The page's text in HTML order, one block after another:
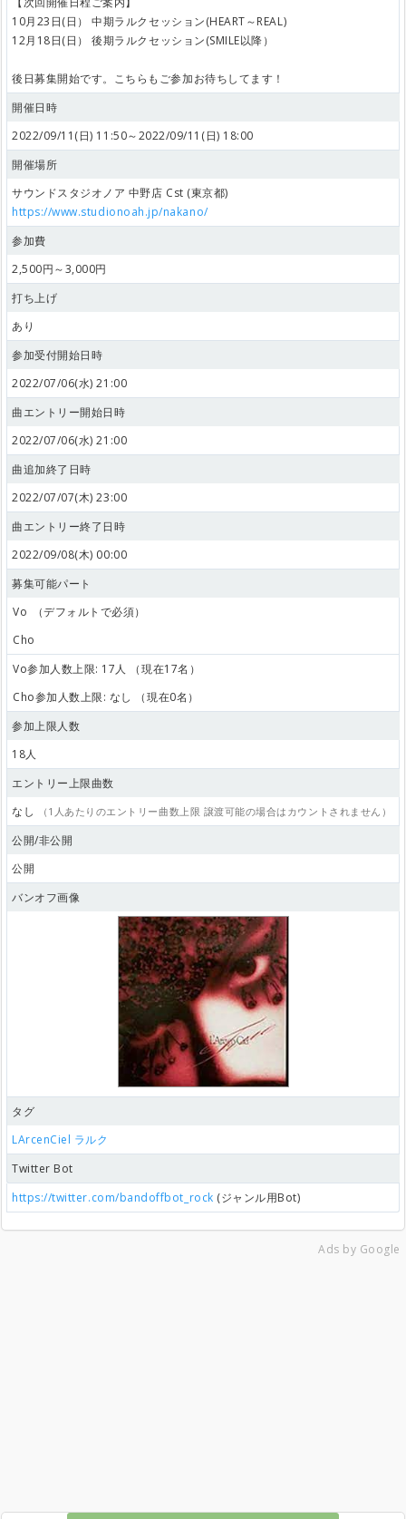
10月23日(日） 中期ラルクセッション(HEART～REAL)
12月18日(日） 後期ラルクセッション(SMILE以降）
後日募集開始です。こちらもご参加お待ちしてます！
開催日時
2022/09/11(日) 11:50～2022/09/11(日) 18:00
開催場所
サウンドスタジオノア 中野店 Cst (東京都)
https://www.studionoah.jp/nakano/
参加費
2,500円～3,000円
打ち上げ
あり
参加受付開始日時
2022/07/06(水) 21:00
曲エントリー開始日時
2022/07/06(水) 21:00
曲追加終了日時
2022/07/07(木) 23:00
曲エントリー終了日時
2022/09/08(木) 00:00
募集可能パート
Vo
（デフォルトで必須）
Cho
Vo参加人数上限: 17人 （現在17名）
Cho参加人数上限: なし （現在0名）
参加上限人数
18人
エントリー上限曲数
なし
（1人あたりのエントリー曲数上限 譲渡可能の場合はカウントされません）
公開/非公開
公開
バンオフ画像
タグ
LArcenCiel ラルク
Twitter Bot
https://twitter.com/bandoffbot_rock (ジャンル用Bot)
Ads by Google